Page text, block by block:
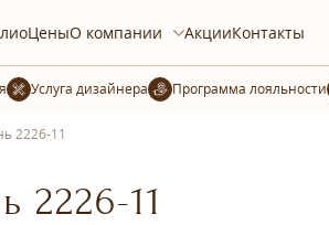
ЦеныО компании АкцииКонтакты
Услуга дизайнера
2226-11
2226-11